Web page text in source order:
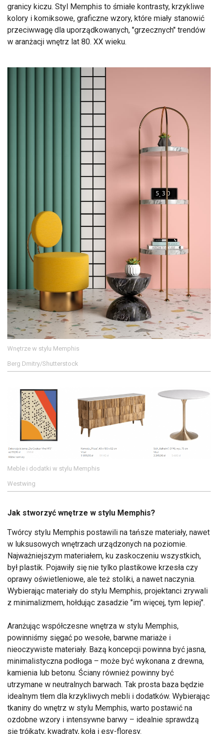
granicy kiczu. Styl Memphis to śmiałe kontrasty, krzykliwe
kolory i komiksowe, graficzne wzory, które miały stanowić
przeciwwagę dla uporządkowanych, "grzecznych" trendów
w aranżacji wnętrz lat 80. XX wieku.
Wnętrze w stylu Memphis
Berg Dmitry/Shutterstock
Meble i dodatki w stylu Memphis
Westwing
Jak stworzyć wnętrze w stylu Memphis?
Twórcy stylu Memphis postawili na tańsze materiały, nawet
w luksusowych wnętrzach urządzonych na poziomie.
Najważniejszym materiałem, ku zaskoczeniu wszystkich,
był plastik. Pojawiły się nie tylko plastikowe krzesła czy
oprawy oświetleniowe, ale też stoliki, a nawet naczynia.
Wybierając materiały do stylu Memphis, projektanci zrywali
z minimalizmem, hołdując zasadzie "im więcej, tym lepiej".
Aranżując współczesne wnętrza w stylu Memphis,
powinniśmy sięgać po wesołe, barwne mariaże i
nieoczywiste materiały. Bazą koncepcji powinna być jasna,
minimalistyczna podłoga – może być wykonana z drewna,
kamienia lub betonu. Ściany również powinny być
utrzymane w neutralnych barwach. Tak prosta baza będzie
idealnym tłem dla krzykliwych mebli i dodatków. Wybierając
tkaniny do wnętrz w stylu Memphis, warto postawić na
ozdobne wzory i intensywne barwy – idealnie sprawdzą
się trójkąty, kwadraty, koła i esy-floresy.